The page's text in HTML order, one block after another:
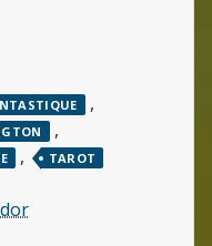
,
,
, TAROT